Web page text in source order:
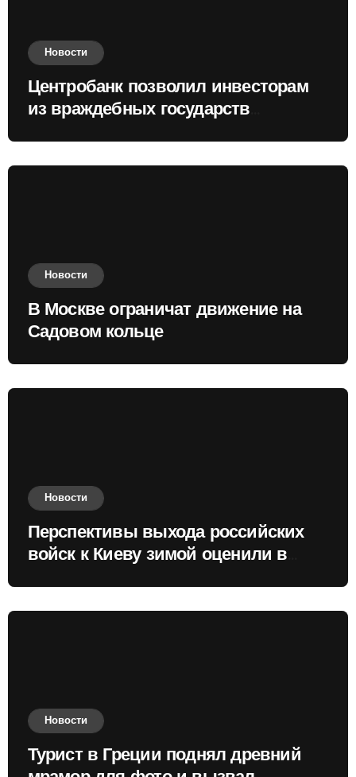
Новости
Центробанк позволил инвесторам
из враждебных государств
Новости
В Москве ограничат движение на
Садовом кольце
Новости
Перспективы выхода российских
войск к Киеву зимой оценили в
Новости
Турист в Греции поднял древний